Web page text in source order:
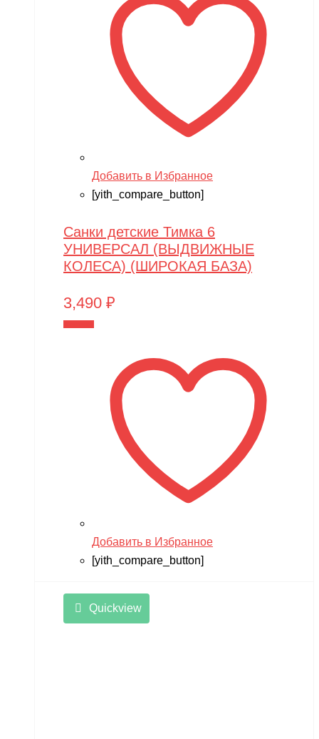
Добавить в Избранное
[yith_compare_button]
Санки детские Тимка 6
УНИВЕРСАЛ (ВЫДВИЖНЫЕ
КОЛЕСА) (ШИРОКАЯ БАЗА)
3,490 ₽
Добавить в Избранное
[yith_compare_button]
Quickview